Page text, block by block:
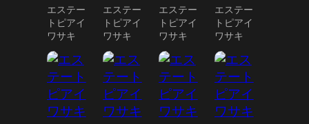
エステー
トピアイ
ワサキ
エステー
トピアイ
ワサキ
エステー
トピアイ
ワサキ
エステー
トピアイ
ワサキ